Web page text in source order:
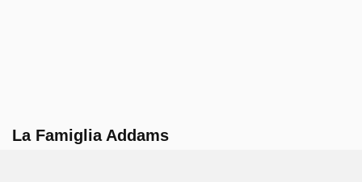
La Famiglia Addams